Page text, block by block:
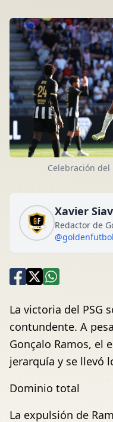
Celebración del
Xavier
Redactor de
La victoria del PSG
contundente. A
Gonçalo Ramos, el
jerarquía y se llevó
Dominio total
La expulsión de